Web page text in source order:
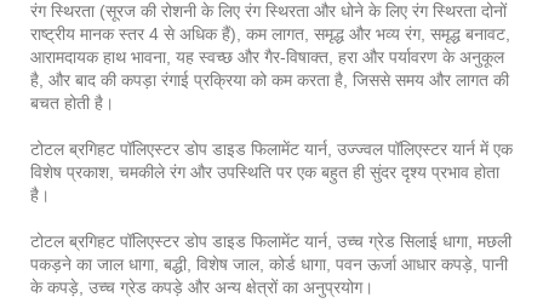
रंग स्थिरता (सूरज की रोशनी के लिए रंग स्थिरता और धोने के लिए रंग स्थिरता दोनों
राष्ट्रीय मानक स्तर 4 से अधिक हैं), कम लागत, समृद्ध और भव्य रंग, समृद्ध बनावट,
आरामदायक हाथ भावना, यह स्वच्छ और गैर-विषाक्त, हरा और पर्यावरण के अनुकूल
है, और बाद की कपड़ा रंगाई प्रक्रिया को कम करता है, जिससे समय और लागत की
बचत होती है।
टोटल ब्रगिहट पॉलिएस्टर डोप डाइड फिलामेंट यार्न, उज्ज्वल पॉलिएस्टर यार्न में एक
विशेष प्रकाश, चमकीले रंग और उपस्थिति पर एक बहुत ही सुंदर दृश्य प्रभाव होता
है।
टोटल ब्रगिहट पॉलिएस्टर डोप डाइड फिलामेंट यार्न, उच्च ग्रेड सिलाई धागा, मछली
पकड़ने का जाल धागा, बद्धी, विशेष जाल, कोर्ड धागा, पवन ऊर्जा आधार कपड़े, पानी
के कपड़े, उच्च ग्रेड कपड़े और अन्य क्षेत्रों का अनुप्रयोग।